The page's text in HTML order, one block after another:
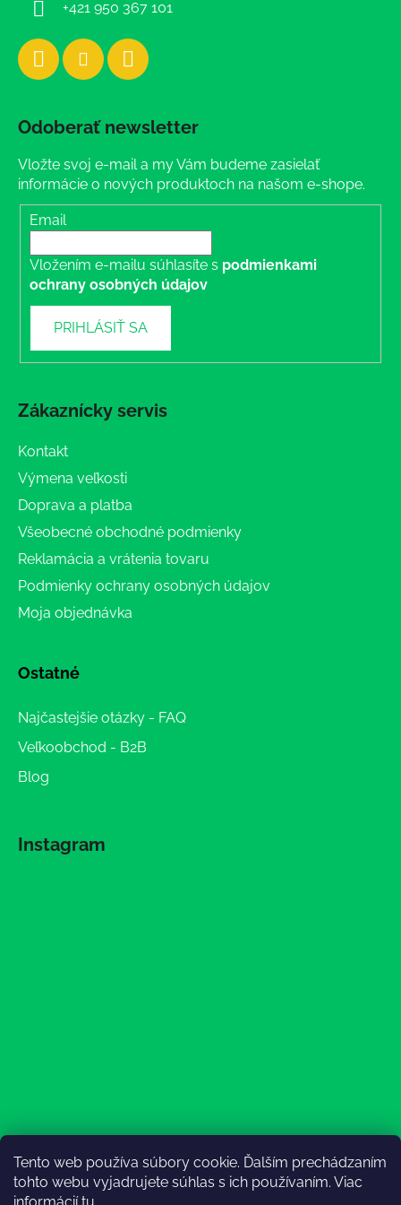
Tento web používa súbory cookie. Ďalším prechádzaním
tohto webu vyjadrujete súhlas s ich používaním. Viac
+421 950 367 101
Odoberať newsletter
Vložte svoj e-mail a my Vám budeme zasielať
informácie o nových produktoch na našom e-shope.
Email
Vložením e-mailu súhlasíte s podmienkami
ochrany osobných údajov
PRIHLÁSIŤ SA
Zákaznícky servis
Kontakt
Výmena veľkosti
Doprava a platba
Všeobecné obchodné podmienky
Reklamácia a vrátenia tovaru
Podmienky ochrany osobných údajov
Moja objednávka
Ostatné
Najčastejšie otázky - FAQ
Veľkoobchod - B2B
Blog
Instagram
Sledovať na Instagrame